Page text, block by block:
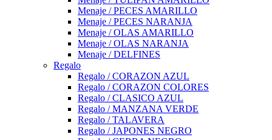
Menaje / PECES AMARILLO
Menaje / PECES NARANJA
Menaje / OLAS AMARILLO
Menaje / OLAS NARANJA
Menaje / DELFINES
Regalo
Regalo / CORAZON AZUL
Regalo / CORAZON COLORES
Regalo / CLASICO AZUL
Regalo / MANZANA VERDE
Regalo / TALAVERA
Regalo / JAPONES NEGRO